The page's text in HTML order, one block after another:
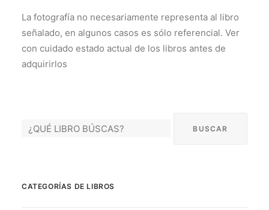
La fotografía no necesariamente representa al libro
señalado, en algunos casos es sólo referencial. Ver
con cuidado estado actual de los libros antes de
adquirirlos
CATEGORÍAS DE LIBROS